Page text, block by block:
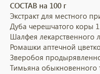
СОСТАВ на 100 г
Экстракт для местного
Дуба черешчатого коры
Шалфея лекарственного
Ромашки аптечной
Зверобоя
Тимьяна обыкновенного